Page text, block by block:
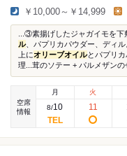
￥10,000～￥14,999
...③素揚げしたジャガイモを下
ル、パプリカパウダー、ディ
上にオリーブオイルとパプリ
理...茸のソテー + パルメザン
空席
情報
月
8/10
火
11